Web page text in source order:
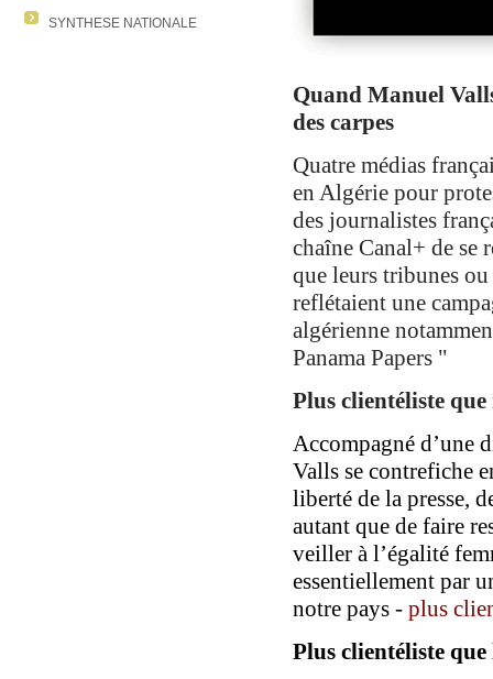
SYNTHESE NATIONALE
Quand Manuel
des carpes
Quatre médias
en Algérie pour
des journalistes
chaîne Canal+ de se
que leurs tribunes
reflétaient une
algérienne
Panama Papers "
Plus clientéliste
Accompagné d’une
Valls se contrefiche
liberté de la presse,
autant que de faire
veiller à l’égalité
essentiellement par
notre pays - plus
Plus clientéliste